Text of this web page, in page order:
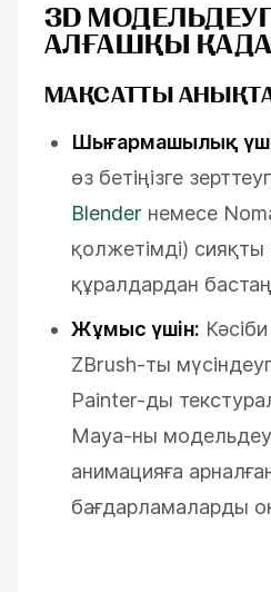
3D
АЛҒАШҚЫ
МАҚСАТТЫ
Шығармашылық
өз бетіңізге
Blender немесе
қолжетімді)
құралдардан
Жұмыс үшін:
ZBrush-ты
Painter-ды
Maya-ны
анимацияға
бағдарламаларды